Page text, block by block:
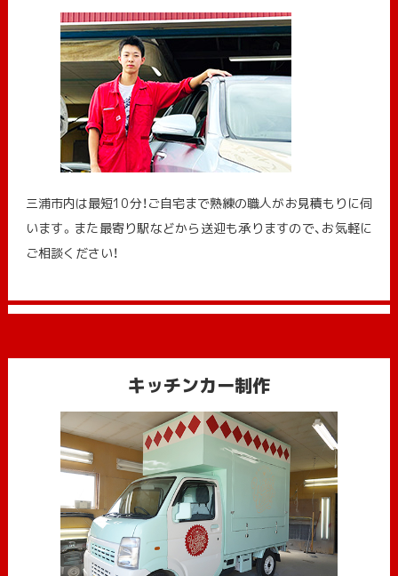
三浦市内は最短10分！ご自宅まで熟練の職人がお見積もりに伺
います。また最寄り駅などから送迎も承りますので、お気軽に
ご相談ください！
キッチンカー制作